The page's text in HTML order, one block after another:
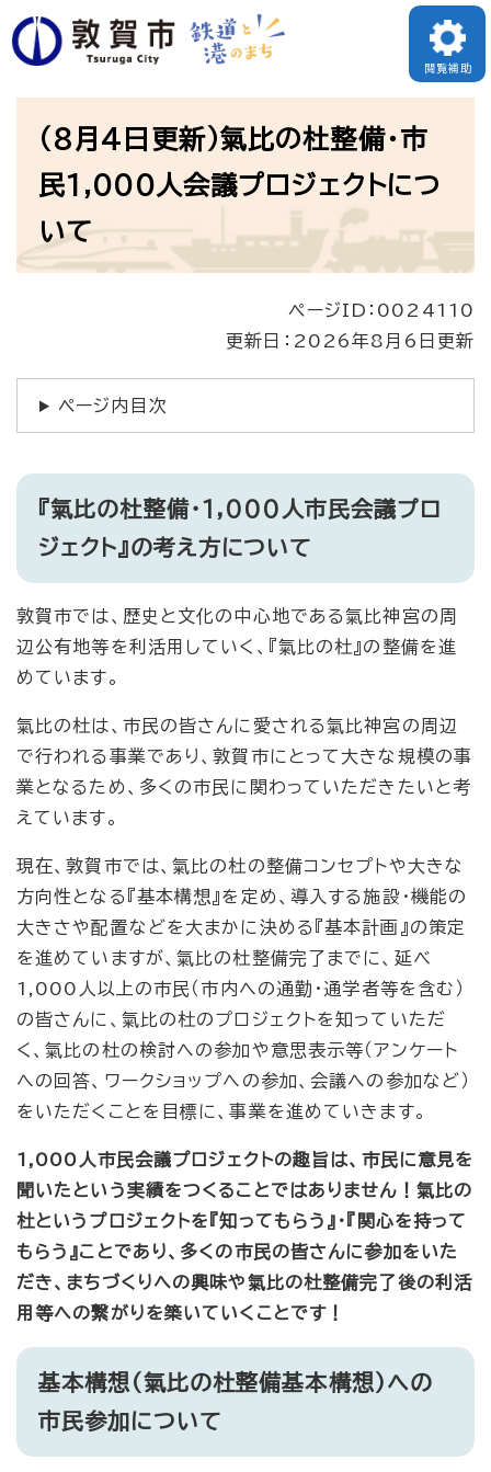
ペ
ー
す
閲覧補助
（8月4日更新）氣比の杜整備・市
民1,000人会議プロジェクトにつ
いて
ページID：0024110
更新日：2026年8月6日更新
ページ内目次
『氣比の杜整備・1,000人市民会議プロ
ジェクト』の考え方について
敦賀市では、歴史と文化の中心地である氣比神宮の周
辺公有地等を利活用していく、『氣比の杜』の整備を進
めています。
氣比の杜は、市民の皆さんに愛される氣比神宮の周辺
で行われる事業であり、敦賀市にとって大きな規模の事
業となるため、多くの市民に関わっていただきたいと考
えています。
現在、敦賀市では、氣比の杜の整備コンセプトや大きな
方向性となる『基本構想』を定め、導入する施設・機能の
大きさや配置などを大まかに決める『基本計画』の策定
を進めていますが、氣比の杜整備完了までに、延べ
1,000人以上の市民（市内への通勤・通学者等を含む）
の皆さんに、氣比の杜のプロジェクトを知っていただ
く、氣比の杜の検討への参加や意思表示等（アンケート
への回答、ワークショップへの参加、会議への参加など）
をいただくことを目標に、事業を進めていきます。
1,000人市民会議プロジェクトの趣旨は、市民に意見を
聞いたという実績をつくることではありません！氣比の
杜というプロジェクトを『知ってもらう』・『関心を持って
もらう』ことであり、多くの市民の皆さんに参加をいた
だき、まちづくりへの興味や氣比の杜整備完了後の利活
用等への繋がりを築いていくことです！
基本構想（氣比の杜整備基本構想）への
市民参加について